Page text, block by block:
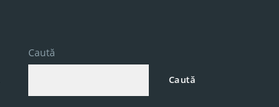
Caută
Caută